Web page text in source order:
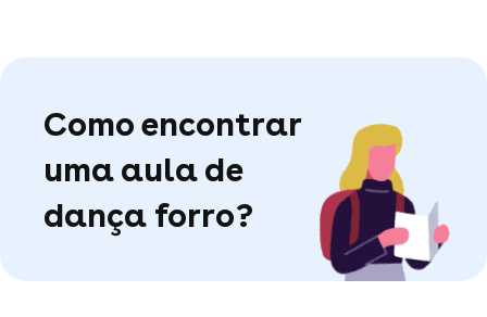
Como encontrar
uma aula de
dança forro?